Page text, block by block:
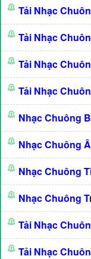
Tải Nhạc
Tải Nhạc
Tải Nhạc
Tải Nhạc
Nhạc Chuông
Nhạc Chuông
Nhạc Chuông
Nhạc Chuông
Tải Nhạc
Tải Nhạc